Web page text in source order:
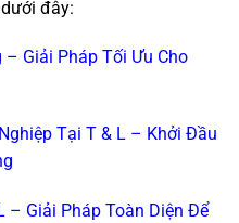
đây:
– Giải Pháp Tối Ưu Cho
Tại T & L – Khởi Đầu
– Giải Pháp Toàn Diện Để